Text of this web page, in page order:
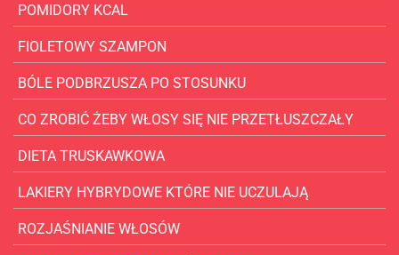
POMIDORY KCAL
FIOLETOWY SZAMPON
BÓLE PODBRZUSZA PO STOSUNKU
CO ZROBIĆ ŻEBY WŁOSY SIĘ NIE PRZETŁUSZCZAŁY
DIETA TRUSKAWKOWA
LAKIERY HYBRYDOWE KTÓRE NIE UCZULAJĄ
ROZJAŚNIANIE WŁOSÓW